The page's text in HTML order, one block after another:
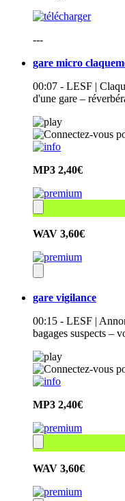
---
gare micro
00:07 - LESF |
d'une gare –
MP3 2,40€
WAV 3,60€
gare vigilance
00:15 - LESF |
bagages suspects –
MP3 2,40€
WAV 3,60€